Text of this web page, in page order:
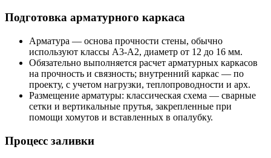
Подготовка арматурного каркаса
Арматура — основа прочности стены, обычно
используют классы А3-А2, диаметр от 12 до 16 мм.
Обязательно выполняется расчет арматурных каркасов
на прочность и связность; внутренний каркас — по
проекту, с учетом нагрузки, теплопроводности и арх.
Размещение арматуры: классическая схема — сварные
сетки и вертикальные прутья, закрепленные при
помощи хомутов и вставленных в опалубку.
Процесс заливки